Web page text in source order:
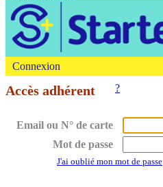
Connexion
Accès adhérent ?
Email ou N° de carte
Mot de passe
J'ai oublié mon mot de passe